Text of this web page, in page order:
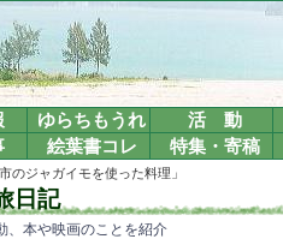
ゆらちもうれ 活 動
絵葉書コレ 特集・寄稿
のジャガイモを使った料理」
日記
、本や映画のことを紹介